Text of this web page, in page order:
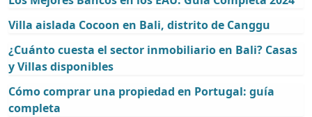
Villa aislada Cocoon en Bali, distrito de Canggu
¿Cuánto cuesta el sector inmobiliario en Bali? Casas
y Villas disponibles
Cómo comprar una propiedad en Portugal: guía
completa